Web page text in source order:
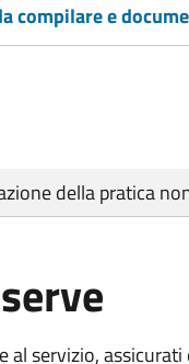
compilare e
della pratica
al servizio, assicurati